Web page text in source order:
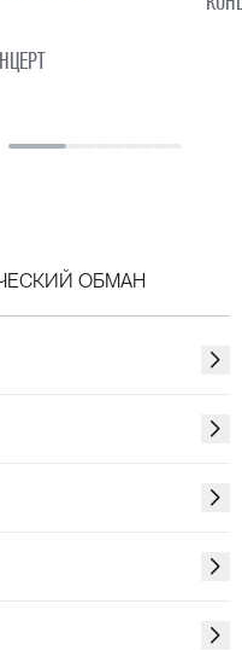
а Семён
на сосну — и в этот
ОБМАН